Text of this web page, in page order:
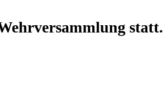
statt.